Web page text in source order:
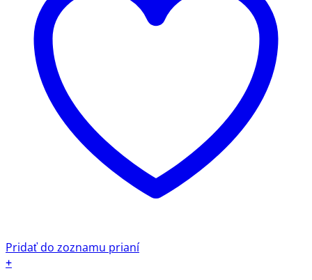
Pridať do zoznamu prianí
+